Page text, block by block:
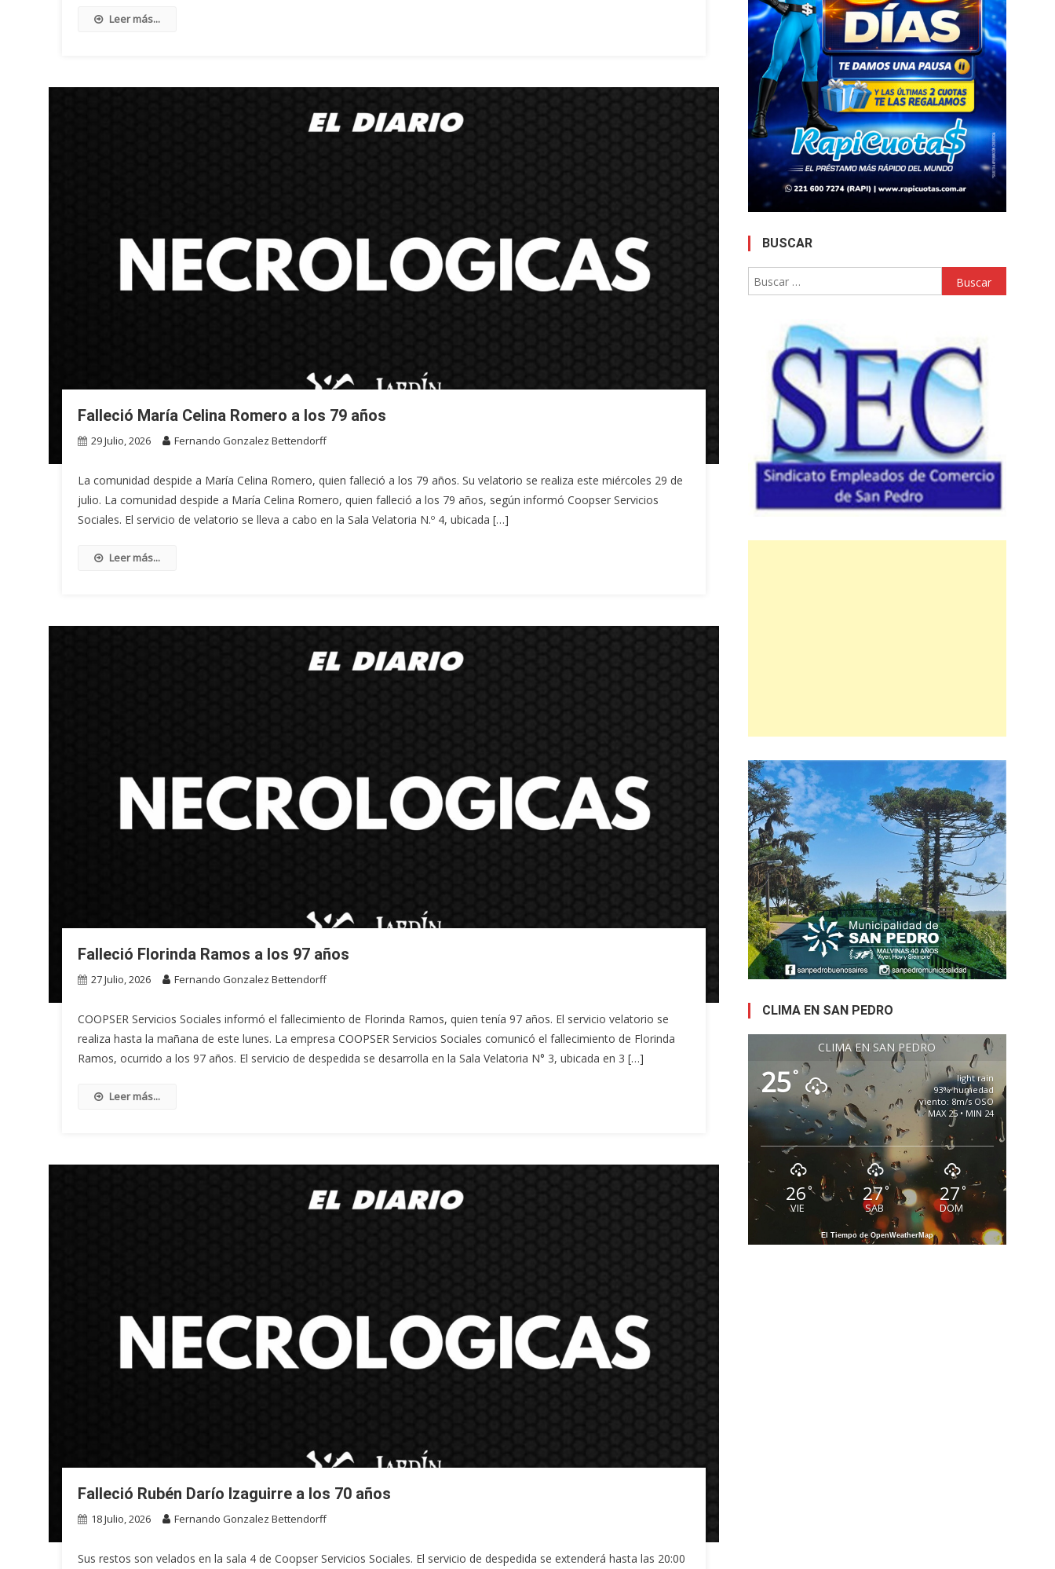
Leer más...
Falleció María Celina Romero a los 79 años
29 Julio, 2026 Fernando Gonzalez Bettendorff
La comunidad despide a María Celina Romero, quien falleció a los 79 años. Su velatorio se realiza este miércoles 29 de
julio. La comunidad despide a María Celina Romero, quien falleció a los 79 años, según informó Coopser Servicios
Sociales. El servicio de velatorio se lleva a cabo en la Sala Velatoria N.º 4, ubicada […]
Leer más...
Falleció Florinda Ramos a los 97 años
27 Julio, 2026 Fernando Gonzalez Bettendorff
COOPSER Servicios Sociales informó el fallecimiento de Florinda Ramos, quien tenía 97 años. El servicio velatorio se
realiza hasta la mañana de este lunes. La empresa COOPSER Servicios Sociales comunicó el fallecimiento de Florinda
Ramos, ocurrido a los 97 años. El servicio de despedida se desarrolla en la Sala Velatoria N° 3, ubicada en 3 […]
Leer más...
Falleció Rubén Darío Izaguirre a los 70 años
18 Julio, 2026 Fernando Gonzalez Bettendorff
Sus restos son velados en la sala 4 de Coopser Servicios Sociales. El servicio de despedida se extenderá hasta las 20:00
BUSCAR
Buscar:
CLIMA EN SAN PEDRO
CLIMA EN SAN PEDRO
25°
light rain
93% humedad
viento: 8m/s OSO
MAX 25 • MIN 24
26°
VIE
27°
SAB
27°
DOM
El Tiempo de OpenWeatherMap